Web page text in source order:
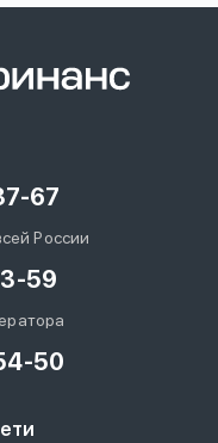
67
России
59
50